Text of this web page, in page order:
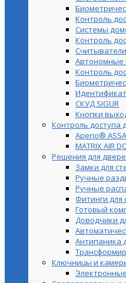
Контроль
Системы
Контроль
Считыватели
Автономные
Контроль
СКУД SIGUR
Кнопки
Контроль доступа
Aperio®
MATRIX AIR
Решения для
Замки для
Ручные
Ручные
Фитинги для
Готовый
Доводчики
Антипаника
Ключницы и